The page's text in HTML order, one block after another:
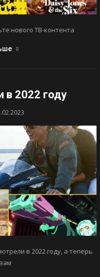
нового ТВ-контента
2022 году
в 2022 году, а теперь